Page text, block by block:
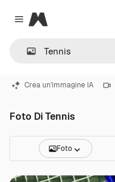
Close menu
Magnific
Crea un'immagine IA
Foto Di Tennis
Foto